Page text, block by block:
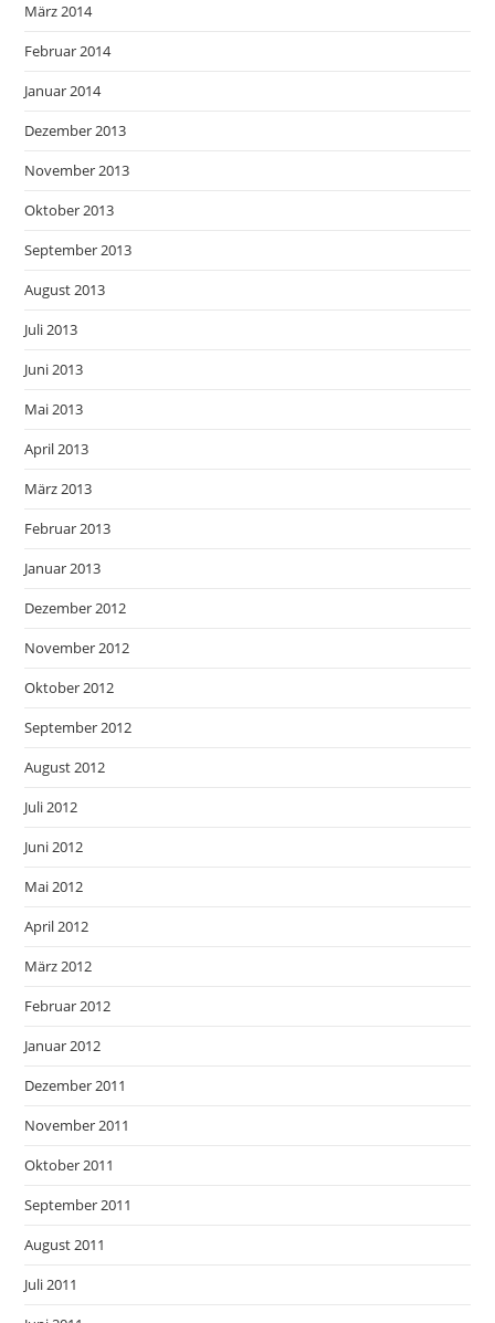
März 2014
Februar 2014
Januar 2014
Dezember 2013
November 2013
Oktober 2013
September 2013
August 2013
Juli 2013
Juni 2013
Mai 2013
April 2013
März 2013
Februar 2013
Januar 2013
Dezember 2012
November 2012
Oktober 2012
September 2012
August 2012
Juli 2012
Juni 2012
Mai 2012
April 2012
März 2012
Februar 2012
Januar 2012
Dezember 2011
November 2011
Oktober 2011
September 2011
August 2011
Juli 2011